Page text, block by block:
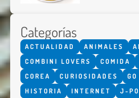
Categorías
ACTUALIDAD ANIMALES
COMBINI LOVERS
COMIDA
COREA
CURIOSIDADES
HISTORIA
INTERNET J-